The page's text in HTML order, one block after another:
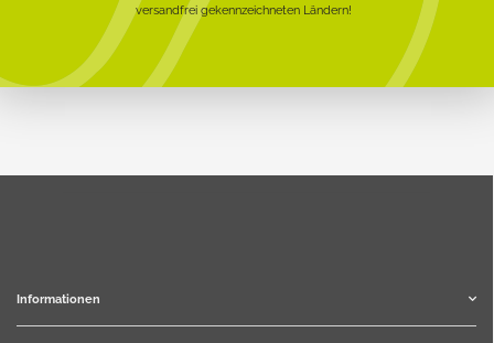
versandfrei gekennzeichneten Ländern!
Informationen